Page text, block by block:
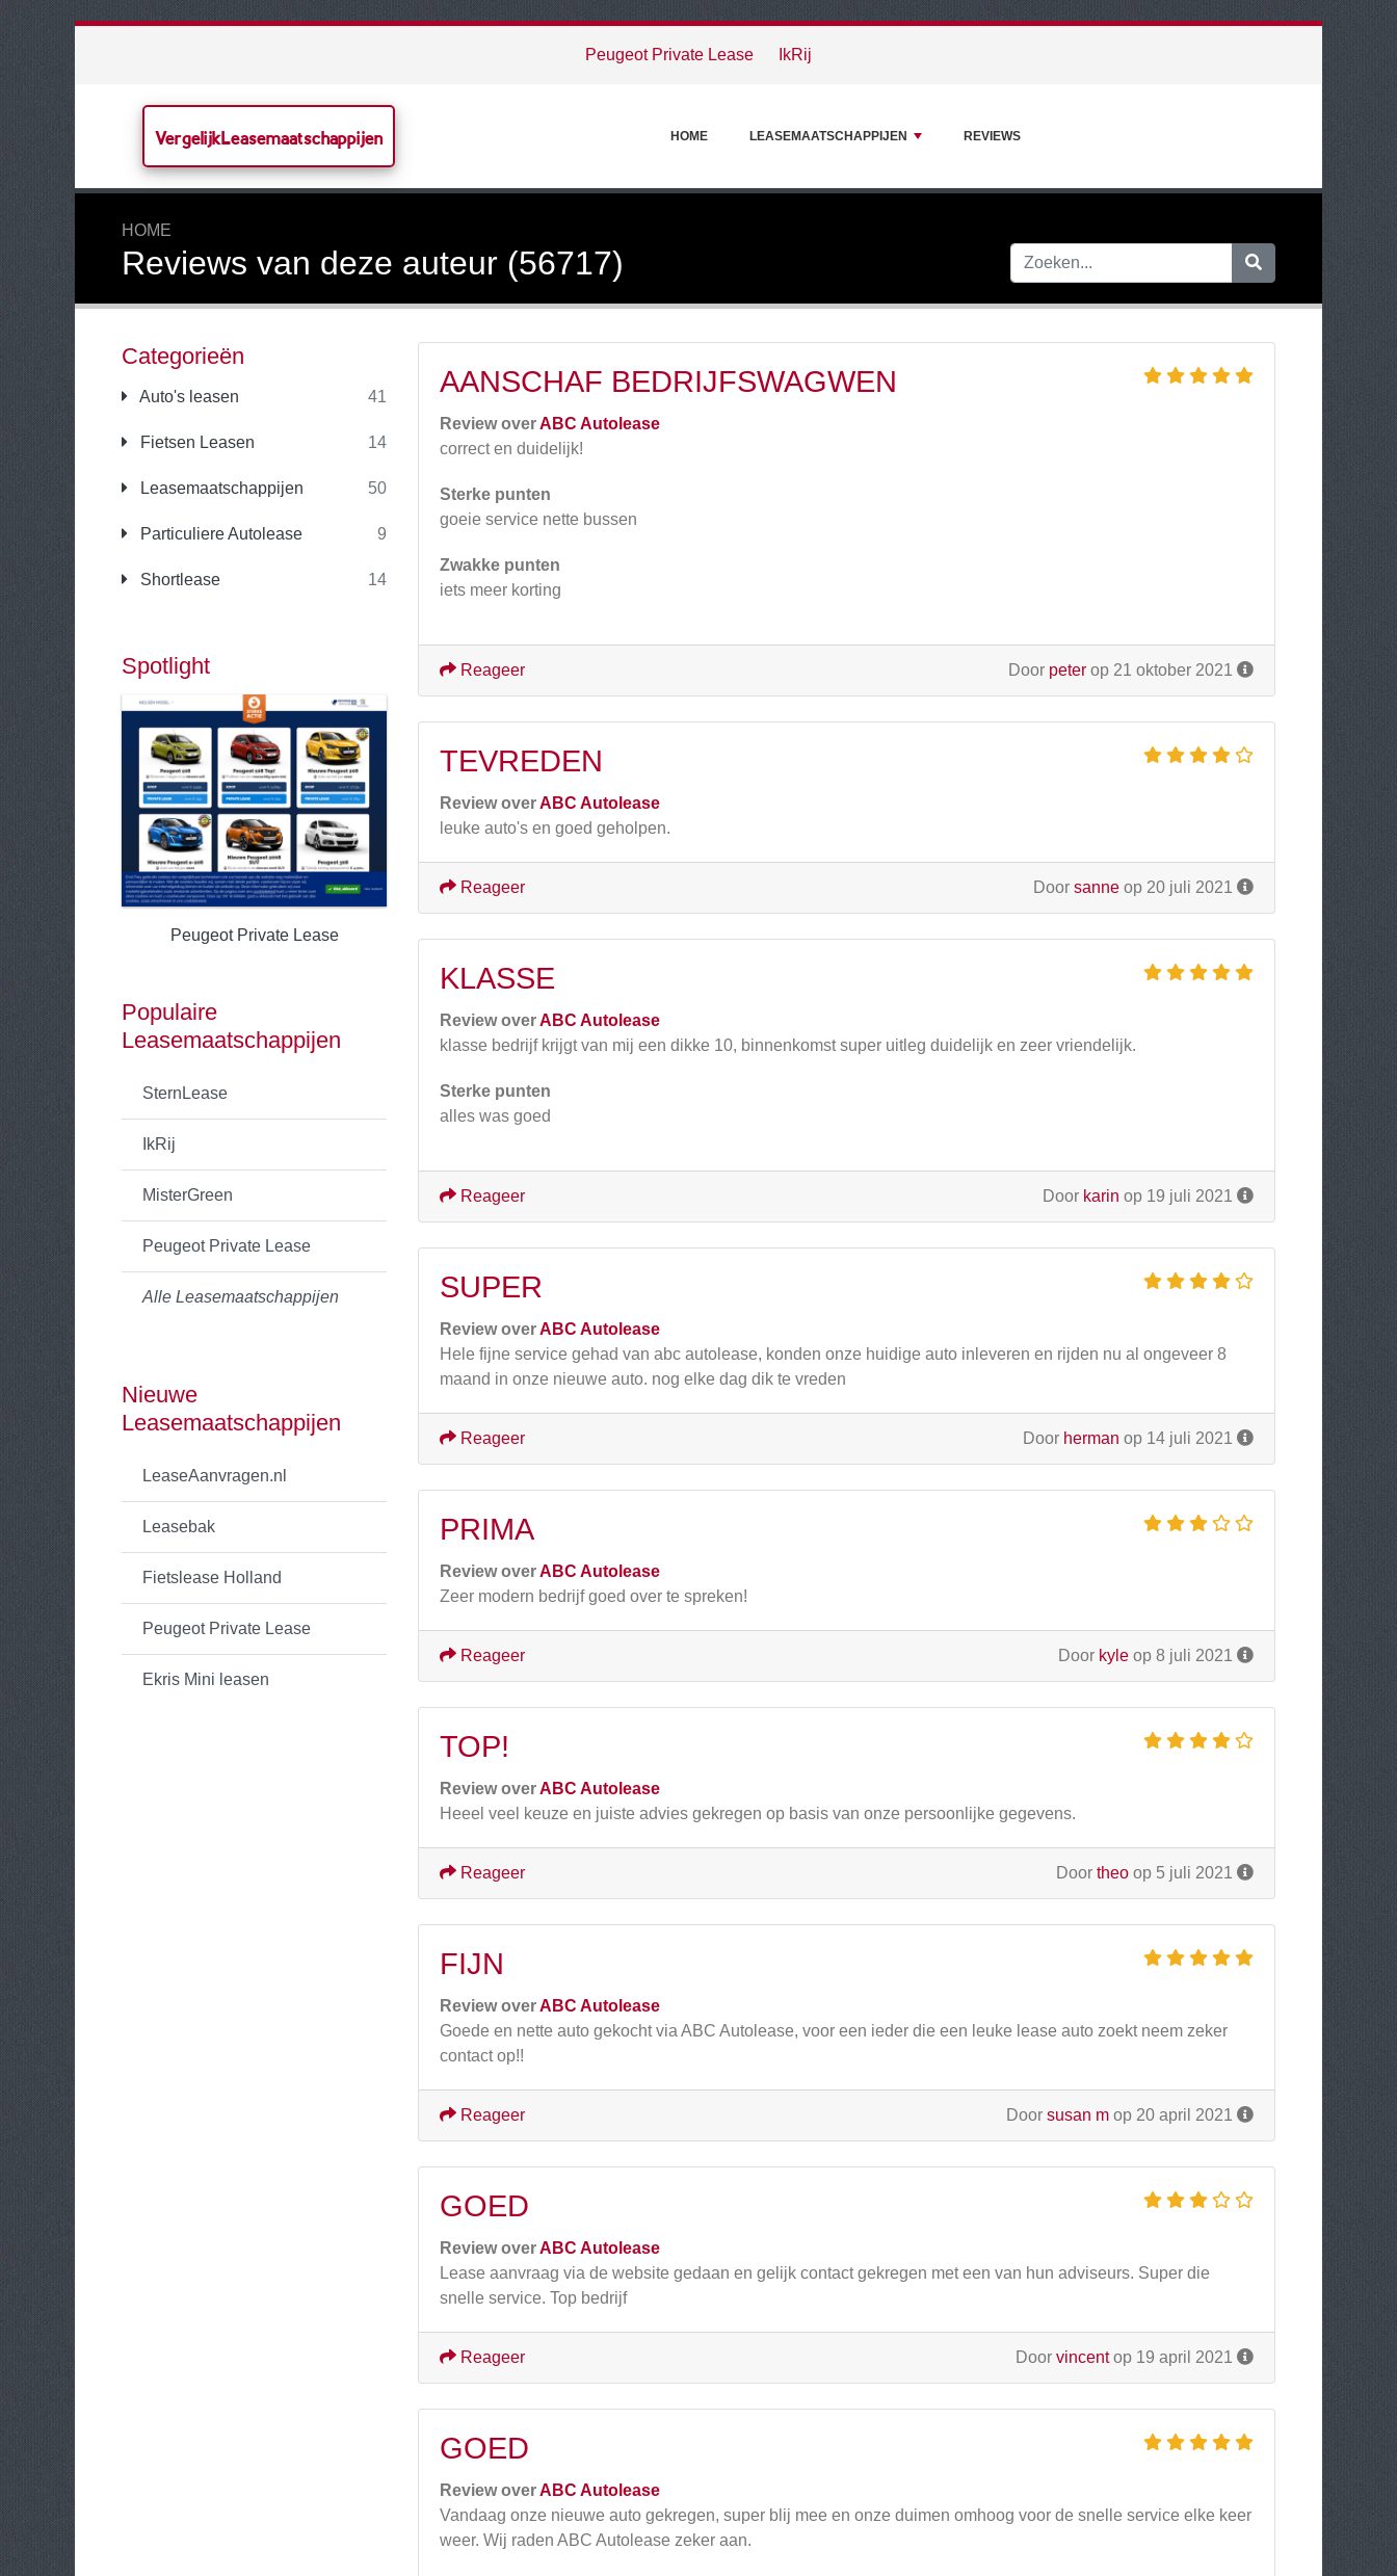
Peugeot Private Lease IkRij
VergelijkLeasemaatschappijen HOME LEASEMAATSCHAPPIJEN REVIEWS
HOME
Reviews van deze auteur (56717)
Categorieën
Auto's leasen 41
Fietsen Leasen 14
Leasemaatschappijen 50
Particuliere Autolease 9
Shortlease 14
Spotlight
Peugeot Private Lease
Populaire
Leasemaatschappijen
SternLease
IkRij
MisterGreen
Peugeot Private Lease
Alle Leasemaatschappijen
Nieuwe
Leasemaatschappijen
LeaseAanvragen.nl
Leasebak
Fietslease Holland
Peugeot Private Lease
Ekris Mini leasen
AANSCHAF BEDRIJFSWAGWEN
Review overABC Autolease
correct en duidelijk!
Sterke punten
goeie service nette bussen
Zwakke punten
iets meer korting
Door peter op 21 oktober 2021
Reageer
TEVREDEN
Review overABC Autolease
leuke auto's en goed geholpen.
Door sanne op 20 juli 2021
Reageer
KLASSE
Review overABC Autolease
klasse bedrijf krijgt van mij een dikke 10, binnenkomst super uitleg duidelijk en zeer vriendelijk.
Sterke punten
alles was goed
Door karin op 19 juli 2021
Reageer
SUPER
Review overABC Autolease
Hele fijne service gehad van abc autolease, konden onze huidige auto inleveren en rijden nu al ongeveer 8
maand in onze nieuwe auto. nog elke dag dik te vreden
Door herman op 14 juli 2021
Reageer
PRIMA
Review overABC Autolease
Zeer modern bedrijf goed over te spreken!
Door kyle op 8 juli 2021
Reageer
TOP!
Review overABC Autolease
Heeel veel keuze en juiste advies gekregen op basis van onze persoonlijke gegevens.
Door theo op 5 juli 2021
Reageer
FIJN
Review overABC Autolease
Goede en nette auto gekocht via ABC Autolease, voor een ieder die een leuke lease auto zoekt neem zeker
contact op!!
Door susan m op 20 april 2021
Reageer
GOED
Review overABC Autolease
Lease aanvraag via de website gedaan en gelijk contact gekregen met een van hun adviseurs. Super die
snelle service. Top bedrijf
Door vincentop 19 april 2021
Reageer
GOED
Review overABC Autolease
Vandaag onze nieuwe auto gekregen, super blij mee en onze duimen omhoog voor de snelle service elke keer
weer. Wij raden ABC Autolease zeker aan.